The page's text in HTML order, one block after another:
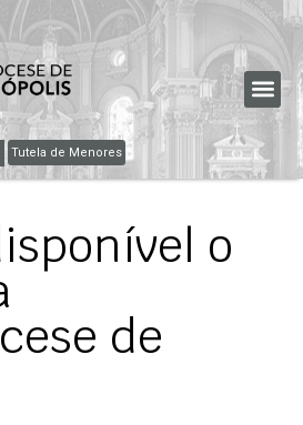
Tutela de Menores
o
de